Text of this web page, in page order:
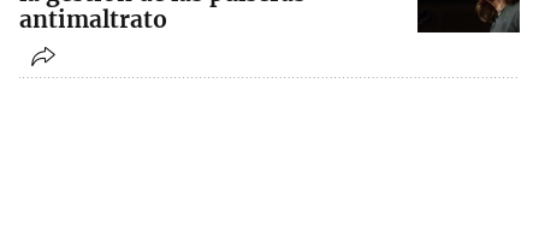
antimaltrato